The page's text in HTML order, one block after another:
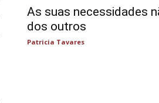
As suas necessidades
dos outros
Patricia Tavares